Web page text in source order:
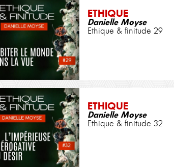
ETHIQUE
Danielle Moyse
Ethique & finitude 29
ETHIQUE
Danielle Moyse
Ethique & finitude 32